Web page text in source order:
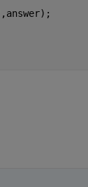
,answer);